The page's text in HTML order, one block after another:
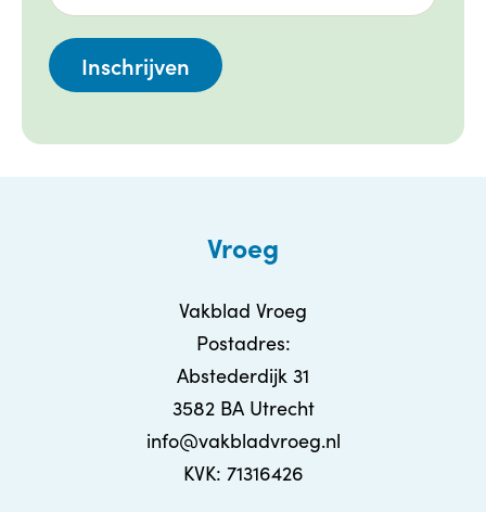
Vroeg
Vakblad Vroeg
Postadres:
Abstederdijk 31
3582 BA Utrecht
info@vakbladvroeg.nl
KVK: 71316426